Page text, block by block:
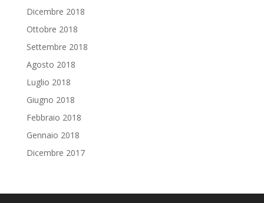
Dicembre 2018
Ottobre 2018
Settembre 2018
Agosto 2018
Luglio 2018
Giugno 2018
Febbraio 2018
Gennaio 2018
Dicembre 2017